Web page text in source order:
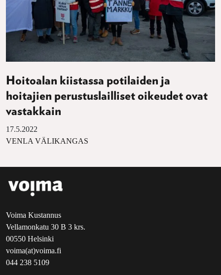
Hoitoalan kiistassa potilaiden ja
hoitajien perustuslailliset oikeudet ovat
vastakkain
17.5.2022
VENLA VÄLIKANGAS
Voima Kustannus
Vellamonkatu 30 B 3 krs.
00550 Helsinki
voima(at)voima.fi
044 238 5109